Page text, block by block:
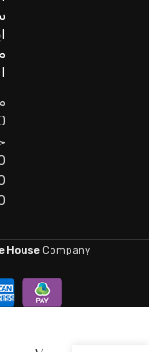
HouseCompany